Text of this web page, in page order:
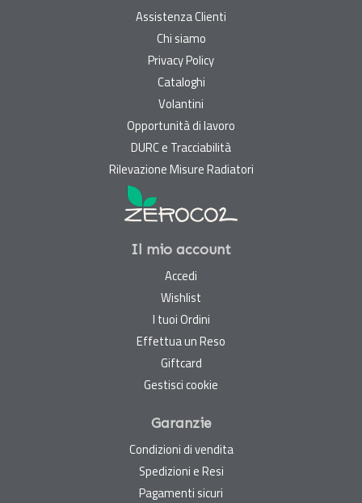
Assistenza Clienti
Chi siamo
Privacy Policy
Cataloghi
Volantini
Opportunità di lavoro
DURC e Tracciabilità
Rilevazione Misure Radiatori
Il mio account
Accedi
Wishlist
I tuoi Ordini
Effettua un Reso
Giftcard
Gestisci cookie
Garanzie
Condizioni di vendita
Spedizioni e Resi
Pagamenti sicuri